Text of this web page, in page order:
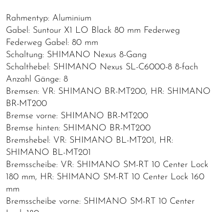
Rahmentyp: Aluminium
Gabel: Suntour X1 LO Black 80 mm Federweg
Federweg Gabel: 80 mm
Schaltung: SHIMANO Nexus 8-Gang
Schalthebel: SHIMANO Nexus SL-C6000-8 8-fach
Anzahl Gänge: 8
Bremsen: VR: SHIMANO BR-MT200, HR: SHIMANO
BR-MT200
Bremse vorne: SHIMANO BR-MT200
Bremse hinten: SHIMANO BR-MT200
Bremshebel: VR: SHIMANO BL-MT201, HR:
SHIMANO BL-MT201
Bremsscheibe: VR: SHIMANO SM-RT 10 Center Lock
180 mm, HR: SHIMANO SM-RT 10 Center Lock 160
mm
Bremsscheibe vorne: SHIMANO SM-RT 10 Center